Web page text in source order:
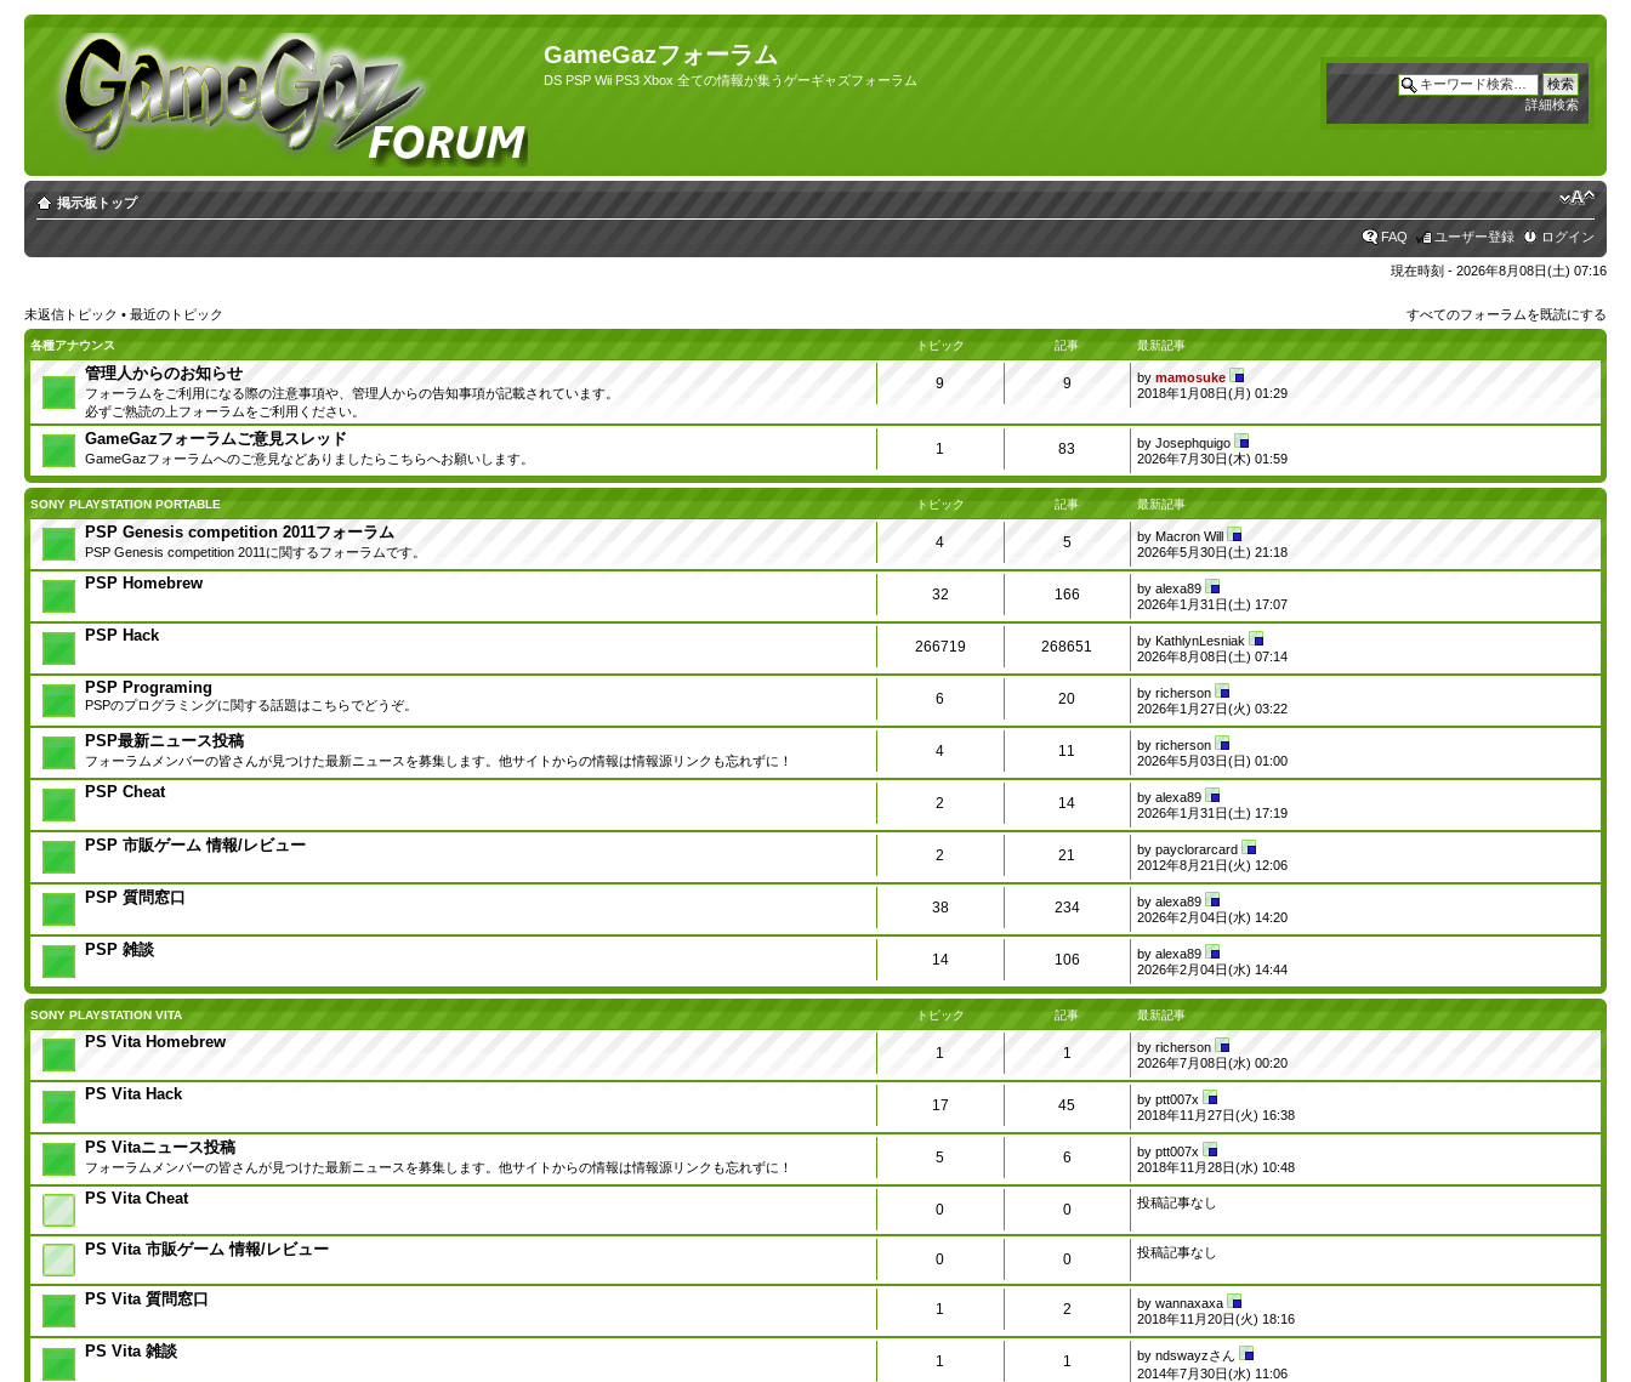
GameGazフォーラム
DS PSP Wii PS3 Xbox 全ての情報が集うゲーギャズフォーラム
詳細検索
掲示板トップ
FAQ ユーザー登録 ログイン
現在時刻 - 2026年8月08日(土) 07:16
未返信トピック • 最近のトピック すべてのフォーラムを既読にする
各種アナウンス トピック 記事 最新記事
管理人からのお知らせ
フォーラムをご利用になる際の注意事項や、管理人からの告知事項が記載されています。
必ずご熟読の上フォーラムをご利用ください。
9 9 bymamosuke
2018年1月08日(月) 01:29
GameGazフォーラムご意見スレッド
GameGazフォーラムへのご意見などありましたらこちらへお願いします。
1 83 byJosephquigo
2026年7月30日(木) 01:59
SONY PLAYSTATION PORTABLE トピック 記事 最新記事
PSP Genesis competition 2011フォーラム
PSP Genesis competition 2011に関するフォーラムです。
4 5 byMacron Will
2026年5月30日(土) 21:18
PSP Homebrew
32 166 byalexa89
2026年1月31日(土) 17:07
PSP Hack
266719 268651 byKathlynLesniak
2026年8月08日(土) 07:14
PSP Programing
PSPのプログラミングに関する話題はこちらでどうぞ。 6 20 byricherson
2026年1月27日(火) 03:22
PSP最新ニュース投稿
フォーラムメンバーの皆さんが見つけた最新ニュースを募集します。他サイトからの情報は情報源リンクも忘れずに！
4 11 byricherson
2026年5月03日(日) 01:00
PSP Cheat
2 14 byalexa89
2026年1月31日(土) 17:19
PSP 市販ゲーム 情報/レビュー
2 21 bypayclorarcard
2012年8月21日(火) 12:06
PSP 質問窓口
38 234 byalexa89
2026年2月04日(水) 14:20
PSP 雑談
14 106 byalexa89
2026年2月04日(水) 14:44
SONY PLAYSTATION VITA トピック 記事 最新記事
PS Vita Homebrew
1 1 byricherson
2026年7月08日(水) 00:20
PS Vita Hack
17 45 byptt007x
2018年11月27日(火) 16:38
PS Vitaニュース投稿
フォーラムメンバーの皆さんが見つけた最新ニュースを募集します。他サイトからの情報は情報源リンクも忘れずに！
5 6 byptt007x
2018年11月28日(水) 10:48
PS Vita Cheat
0 0 投稿記事なし
PS Vita 市販ゲーム 情報/レビュー
0 0 投稿記事なし
PS Vita 質問窓口
1 2 bywannaxaxa
2018年11月20日(火) 18:16
PS Vita 雑談
1 1 byndswayzさん
2014年7月30日(水) 11:06